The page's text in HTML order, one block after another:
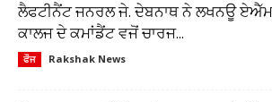
ਲੈਫਟੀਨੈਂਟ ਜਨਰਲ ਜੇ. ਦੇਬਨਾਥ ਨੇ ਲਖਨਊ
ਕਾਲਜ ਦੇ ਕਮਾਂਡੈਂਟ ਵਜੋਂ ਚਾਰਜ...
ਫੌਜ Rakshak News